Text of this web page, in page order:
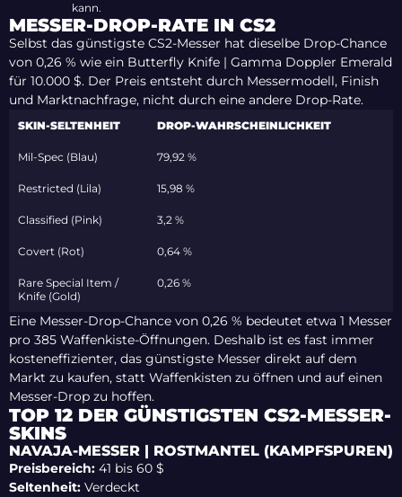
kann.
MESSER-DROP-RATE IN CS2
Selbst das günstigste CS2-Messer hat dieselbe Drop-Chance
von 0,26 % wie ein Butterfly Knife | Gamma Doppler Emerald
für 10.000 $. Der Preis entsteht durch Messermodell, Finish
und Marktnachfrage, nicht durch eine andere Drop-Rate.
SKIN-SELTENHEIT DROP-WAHRSCHEINLICHKEIT
Mil-Spec (Blau) 79,92 %
Restricted (Lila) 15,98 %
Classified (Pink) 3,2 %
Covert (Rot) 0,64 %
Rare Special Item /
Knife (Gold)
0,26 %
Eine Messer-Drop-Chance von 0,26 % bedeutet etwa 1 Messer
pro 385 Waffenkiste-Öffnungen. Deshalb ist es fast immer
kosteneffizienter, das günstigste Messer direkt auf dem
Markt zu kaufen, statt Waffenkisten zu öffnen und auf einen
Messer-Drop zu hoffen.
TOP 12 DER GÜNSTIGSTEN CS2-MESSER-
SKINS
NAVAJA-MESSER | ROSTMANTEL (KAMPFSPUREN)
Preisbereich: 41 bis 60 $
Seltenheit: Verdeckt